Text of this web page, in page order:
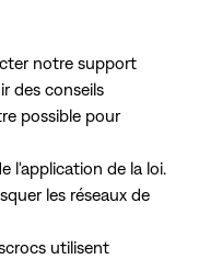
notre support
des conseils
possible pour
l'application de la loi.
les réseaux de
utilisent